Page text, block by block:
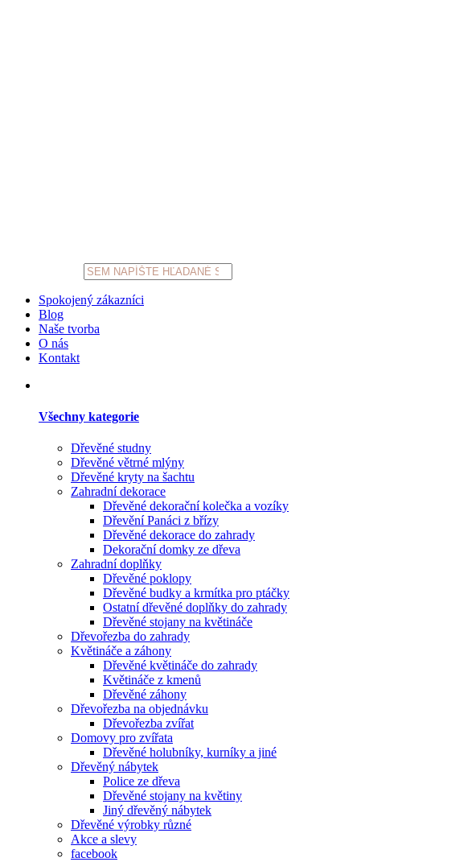
Products
search
Spokojený zákazníci
Blog
Naše tvorba
O nás
Kontakt
Všechny kategorie
Dřevěné studny
Dřevěné větrné mlýny
Dřevěné kryty na šachtu
Zahradní dekorace
Dřevěné dekorační kolečka a vozíky
Dřevění Panáci z břízy
Dřevěné dekorace do zahrady
Dekorační domky ze dřeva
Zahradní doplňky
Dřevěné poklopy
Dřevěné budky a krmítka pro ptáčky
Ostatní dřevěné doplňky do zahrady
Dřevěné stojany na květináče
Dřevořezba do zahrady
Květináče a záhony
Dřevěné květináče do zahrady
Květináče z kmenů
Dřevěné záhony
Dřevořezba na objednávku
Dřevořezba zvířat
Domovy pro zvířata
Dřevěné holubníky, kurníky a jiné
Dřevěný nábytek
Police ze dřeva
Dřevěné stojany na květiny
Jiný dřevěný nábytek
Dřevěné výrobky různé
Akce a slevy
facebook